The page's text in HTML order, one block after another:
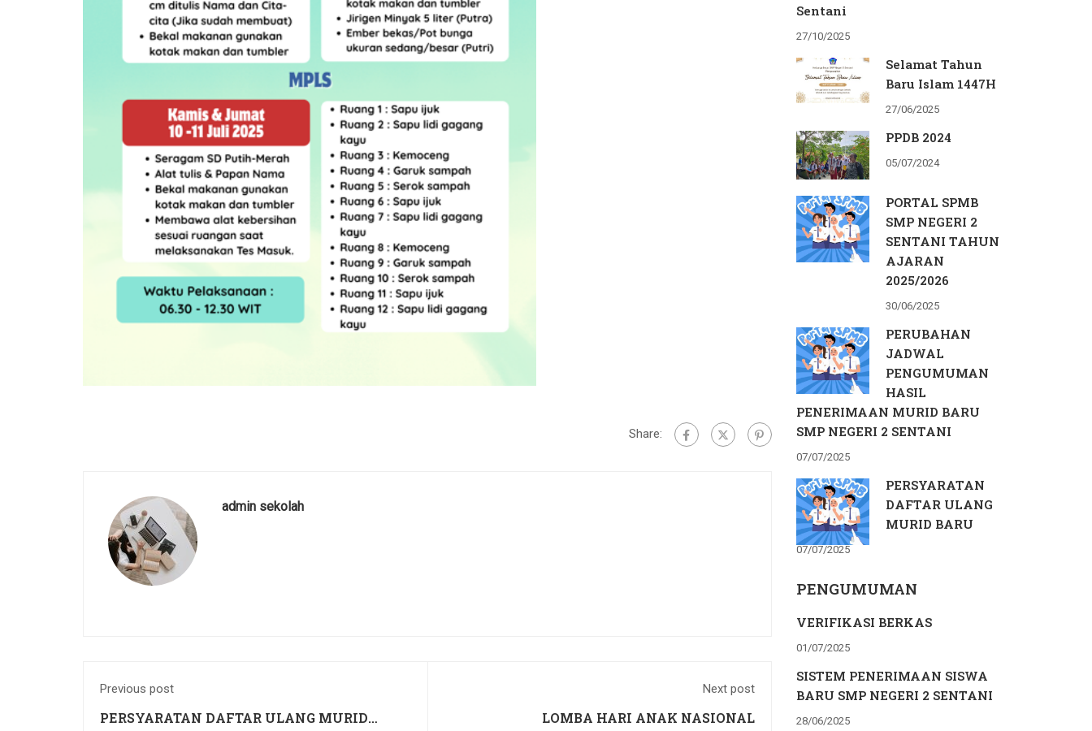
Share:
admin sekolah
Previous post
PERSYARATAN DAFTAR ULANG MURID
Next post
LOMBA HARI ANAK NASIONAL
Sentani
27/10/2025
Selamat Tahun
Baru Islam 1447H
27/06/2025
PPDB 2024
05/07/2024
PORTAL SPMB
SMP NEGERI 2
SENTANI TAHUN
AJARAN
2025/2026
30/06/2025
PERUBAHAN
JADWAL
PENGUMUMAN
HASIL
PENERIMAAN MURID BARU
SMP NEGERI 2 SENTANI
07/07/2025
PERSYARATAN
DAFTAR ULANG
MURID BARU
07/07/2025
PENGUMUMAN
VERIFIKASI BERKAS
01/07/2025
SISTEM PENERIMAAN SISWA
BARU SMP NEGERI 2 SENTANI
28/06/2025